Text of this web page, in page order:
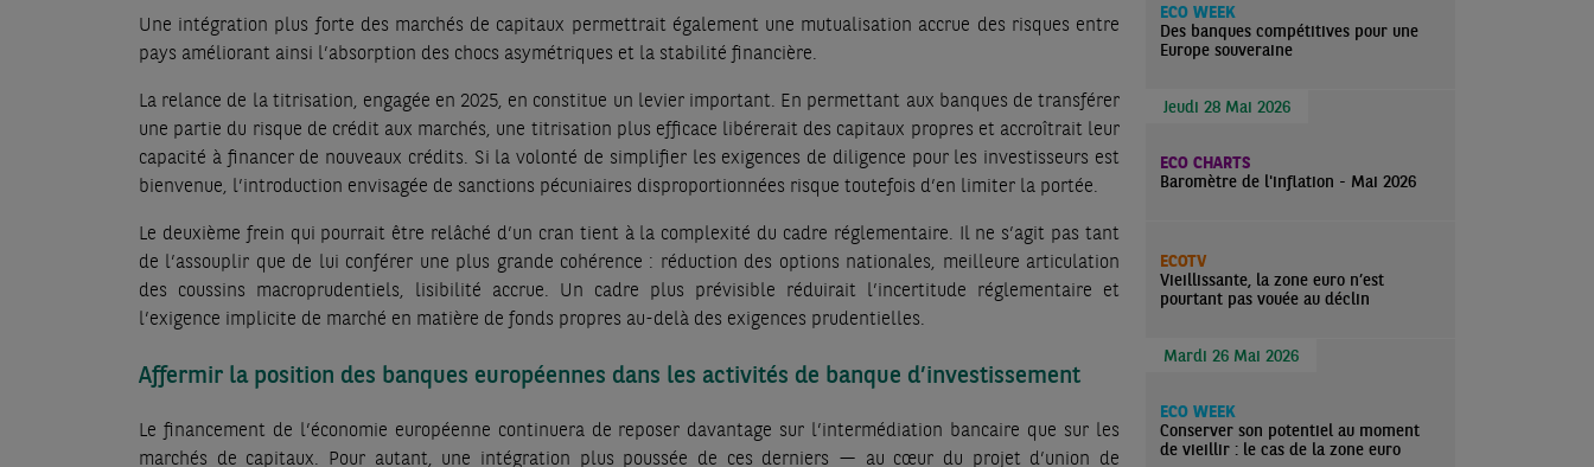
Une intégration plus forte des marchés de capitaux permettrait également une mutualisation accrue des risques entre
pays améliorant ainsi l’absorption des chocs asymétriques et la stabilité financière.
La relance de la titrisation, engagée en 2025, en constitue un levier important. En permettant aux banques de transférer
une partie du risque de crédit aux marchés, une titrisation plus efficace libérerait des capitaux propres et accroîtrait leur
capacité à financer de nouveaux crédits. Si la volonté de simplifier les exigences de diligence pour les investisseurs est
bienvenue, l’introduction envisagée de sanctions pécuniaires disproportionnées risque toutefois d’en limiter la portée.
Le deuxième frein qui pourrait être relâché d’un cran tient à la complexité du cadre réglementaire. Il ne s’agit pas tant
de l’assouplir que de lui conférer une plus grande cohérence : réduction des options nationales, meilleure articulation
des coussins macroprudentiels, lisibilité accrue. Un cadre plus prévisible réduirait l’incertitude réglementaire et
l’exigence implicite de marché en matière de fonds propres au-delà des exigences prudentielles.
Affermir la position des banques européennes dans les activités de banque d’investissement
Le financement de l’économie européenne continuera de reposer davantage sur l’intermédiation bancaire que sur les
marchés de capitaux. Pour autant, une intégration plus poussée de ces derniers — au cœur du projet d’union de
ECO WEEK
Des banques compétitives pour une
Europe souveraine
Jeudi 28 Mai 2026
ECO CHARTS
Baromètre de l'inflation - Mai 2026
ECOTV
Vieillissante, la zone euro n’est
pourtant pas vouée au déclin
Mardi 26 Mai 2026
ECO WEEK
Conserver son potentiel au moment
de vieillir : le cas de la zone euro